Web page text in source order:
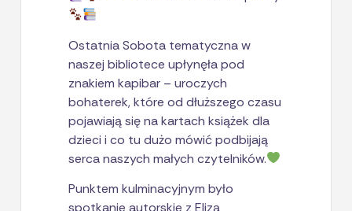
Ostatnia Sobota tematyczna w
naszej bibliotece upłynęła pod
znakiem kapibar – uroczych
bohaterek, które od dłuższego czasu
pojawiają się na kartach książek dla
dzieci i co tu dużo mówić podbijają
serca naszych małych czytelników.
Punktem kulminacyjnym było
spotkanie autorskie z Elizą